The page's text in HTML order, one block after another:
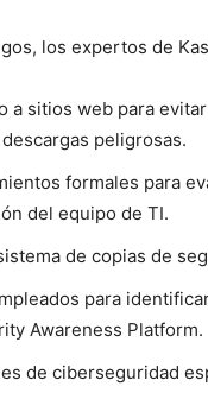
los expertos de
a sitios web para
peligrosas.
formales para
del equipo de TI.
de copias de
para
Awareness Platform.
de ciberseguridad